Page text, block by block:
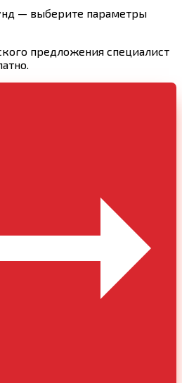
— выберите параметры
предложения специалист